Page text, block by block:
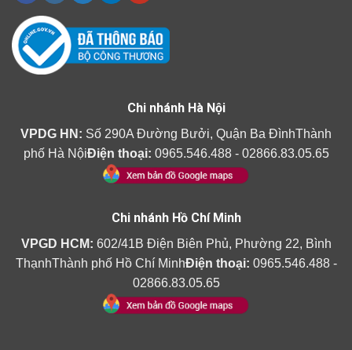
Chi nhánh Hà Nội
VPDG HN: Số 290A Đường Bưởi, Quận Ba ĐìnhThành
phố Hà NộiĐiện thoại: 0965.546.488 - 02866.83.05.65
Chi nhánh Hồ Chí Minh
VPGD HCM: 602/41B Điện Biên Phủ, Phường 22, Bình
ThạnhThành phố Hồ Chí MinhĐiện thoại: 0965.546.488 -
02866.83.05.65